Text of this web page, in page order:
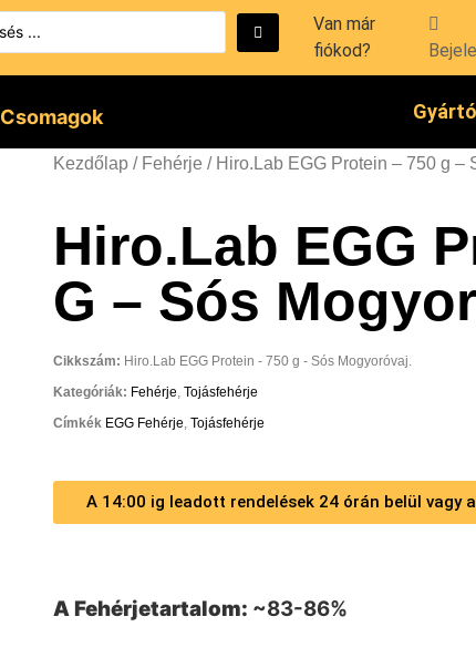
Van már
fiókod?
Csomagok
Kezdőlap / Fehérje / Hiro.Lab EGG Protein – 750 g –
Hiro.Lab EGG
G – Sós
Cikkszám: Hiro.Lab EGG Protein - 750 g - Sós Mogyoróvaj.
Kategóriák: Fehérje, Tojásfehérje
Címkék EGG Fehérje, Tojásfehérje
A 14:00 ig leadott rendelések 24 órán belül vagy
A Fehérjetartalom: ~83-86%